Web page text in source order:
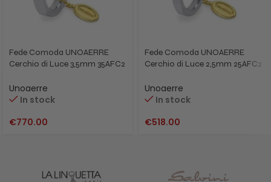
Fede Comoda UNOAERRE
Cerchio di Luce 3,5mm 35AFC2
Unoaerre
In stock
€770.00
Fede Comoda UNOAERRE
Cerchio di Luce 2,5mm 25AFC2
Unoaerre
In stock
€518.00